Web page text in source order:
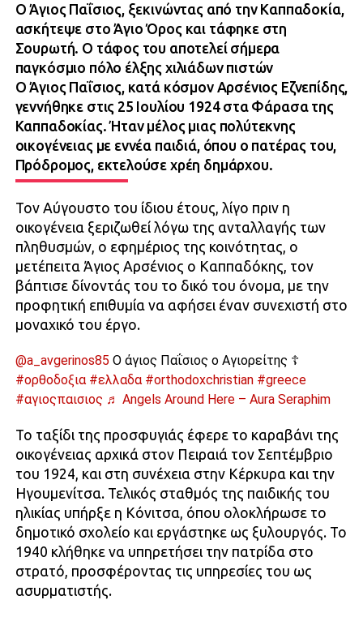
Ο Άγιος Παΐσιος, ξεκινώντας από την Καππαδοκία,
ασκήτεψε στο Άγιο Όρος και τάφηκε στη
Σουρωτή. Ο τάφος του αποτελεί σήμερα
παγκόσμιο πόλο έλξης χιλιάδων πιστών
Ο Άγιος Παΐσιος, κατά κόσμον Αρσένιος Εζνεπίδης,
γεννήθηκε στις 25 Ιουλίου 1924 στα Φάρασα της
Καππαδοκίας. Ήταν μέλος μιας πολύτεκνης
οικογένειας με εννέα παιδιά, όπου ο πατέρας του,
Πρόδρομος, εκτελούσε χρέη δημάρχου.
Τον Αύγουστο του ίδιου έτους, λίγο πριν η
οικογένεια ξεριζωθεί λόγω της ανταλλαγής των
πληθυσμών, ο εφημέριος της κοινότητας, ο
μετέπειτα Άγιος Αρσένιος ο Καππαδόκης, τον
βάπτισε δίνοντάς του το δικό του όνομα, με την
προφητική επιθυμία να αφήσει έναν συνεχιστή στο
μοναχικό του έργο.
@a_avgerinos85 Ο άγιος Παΐσιος ο Αγιορείτης ☦️
#ορθοδοξια #ελλαδα #orthodoxchristian #greece
#αγιοςπαισιος ♬ Angels Around Here – Aura Seraphim
Το ταξίδι της προσφυγιάς έφερε το καραβάνι της
οικογένειας αρχικά στον Πειραιά τον Σεπτέμβριο
του 1924, και στη συνέχεια στην Κέρκυρα και την
Ηγουμενίτσα. Τελικός σταθμός της παιδικής του
ηλικίας υπήρξε η Κόνιτσα, όπου ολοκλήρωσε το
δημοτικό σχολείο και εργάστηκε ως ξυλουργός. Το
1940 κλήθηκε να υπηρετήσει την πατρίδα στο
στρατό, προσφέροντας τις υπηρεσίες του ως
ασυρματιστής.